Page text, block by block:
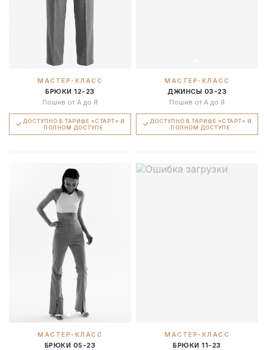
МАСТЕР-КЛАСС
БРЮКИ 12-23
Пошив от А до Я
ДОСТУПНО В ТАРИФЕ «СТАРТ» И
ПОЛНОМ ДОСТУПЕ
МАСТЕР-КЛАСС
ДЖИНСЫ 03-23
Пошив от А до Я
ДОСТУПНО В ТАРИФЕ «СТАРТ» И
ПОЛНОМ ДОСТУПЕ
МАСТЕР-КЛАСС
БРЮКИ 05-23
МАСТЕР-КЛАСС
БРЮКИ 11-23